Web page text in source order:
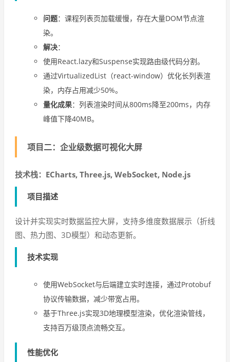
问题：课程列表页加载缓慢，存在大量DOM节点渲
染。
解决：
使用React.lazy和Suspense实现路由级代码分割。
通过VirtualizedList（react-window）优化长列表渲
染，内存占用减少50%。
量化成果：列表渲染时间从800ms降至200ms，内存
峰值下降40MB。
项目二：企业级数据可视化大屏
技术栈：ECharts, Three.js, WebSocket, Node.js
项目描述
设计并实现实时数据监控大屏，支持多维度数据展示（折线
图、热力图、3D模型）和动态更新。
技术实现
使用WebSocket与后端建立实时连接，通过Protobuf
协议传输数据，减少带宽占用。
基于Three.js实现3D地理模型渲染，优化渲染管线，
支持百万级顶点流畅交互。
性能优化